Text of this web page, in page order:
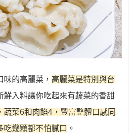
的高麗菜， 高麗菜是特別與台
鮮入料讓你吃起來有蔬菜的香甜
蔬菜6和肉餡4，豐富整體口感同
吃幾顆都不怕膩口 。